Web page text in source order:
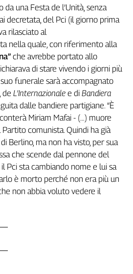
da una Festa de l’Unità, senza
decretata, del Pci (il giorno prima
rilasciato al
nella quale, con riferimento alla
che avrebbe portato allo
di stare vivendo i giorni più
funerale sarà accompagnato
, de L’Internazionale e di Bandiera
dalle bandiere partigiane. “È
Miriam Mafai - (…) muore
comunista. Quindi ha già
Berlino, ma non ha visto, per sua
che scende dal pennone del
il Pci sta cambiando nome e lui sa
è morto perché non era più un
non abbia voluto vedere il